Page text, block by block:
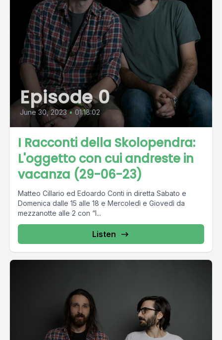
Episode 0
June 30, 2023 • 01:18:02
I Racconti della Skolopendra:
L'oggetto con cui andreste in
vacanza (29-06-23)
Matteo Cillario ed Edoardo Conti in diretta Sabato e
Domenica dalle 15 alle 18 e Mercoledì e Giovedì da
mezzanotte alle 2 con “I...
Listen